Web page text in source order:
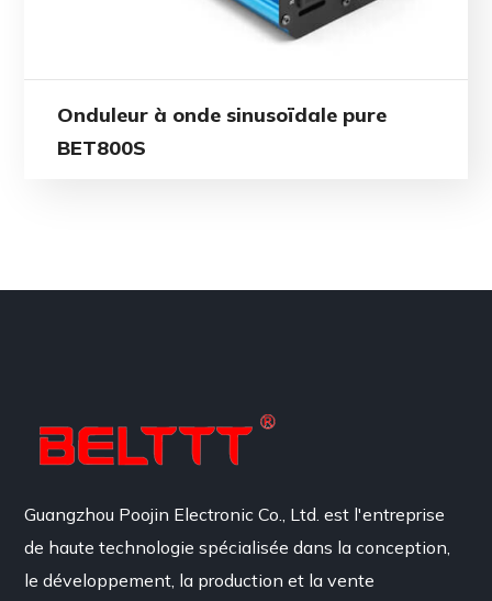
Onduleur à onde sinusoïdale pure
BET800S
Guangzhou Poojin Electronic Co., Ltd. est l'entreprise
de haute technologie spécialisée dans la conception,
le développement, la production et la vente